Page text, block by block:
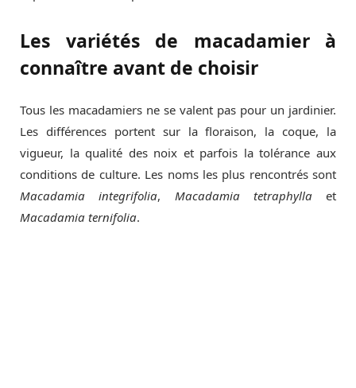
Les variétés de macadamier à
connaître avant de choisir
Tous les macadamiers ne se valent pas pour un jardinier.
Les différences portent sur la floraison, la coque, la
vigueur, la qualité des noix et parfois la tolérance aux
conditions de culture. Les noms les plus rencontrés sont
Macadamia integrifolia, Macadamia tetraphyllaet
Macadamia ternifolia.